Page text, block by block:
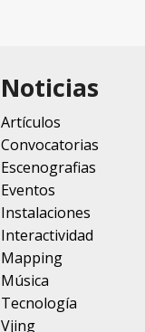
Noticias
Artículos
Convocatorias
Escenografias
Eventos
Instalaciones
Interactividad
Mapping
Música
Tecnología
Vjing